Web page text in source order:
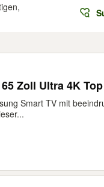
Zoll Ultra 4K
Smart TV mit